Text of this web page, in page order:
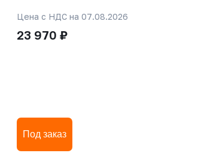
Цена с НДС на 07.08.2026
23 970 ₽
Под заказ